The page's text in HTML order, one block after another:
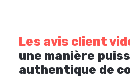
Les avis client
une manière
authentique de